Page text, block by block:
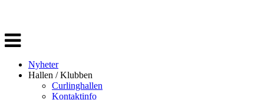
Veksle
navigasjon
Nyheter
Hallen / Klubben
Curlinghallen
Kontaktinfo